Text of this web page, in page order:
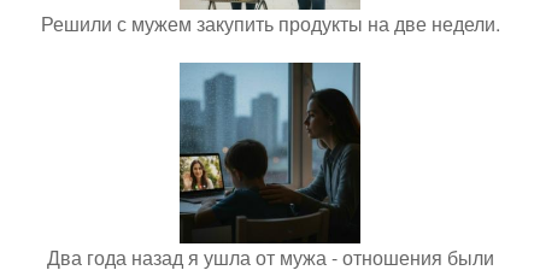
Решили с мужем закупить продукты на две недели.
Два года назад я ушла от мужа - отношения были